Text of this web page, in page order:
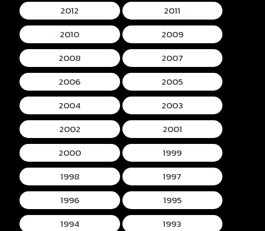
2012
2011
2010
2009
2008
2007
2006
2005
2004
2003
2002
2001
2000
1999
1998
1997
1996
1995
1994
1993